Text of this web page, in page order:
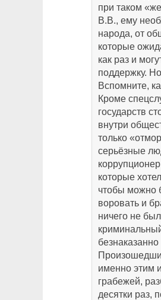
при таком
В.В., ему
народа, от
которые
как раз и
поддержку.
Вспомните,
Кроме
государств
внутри
только
серьёзные
которые
чтобы можно
воровать и
ничего не
именно этим
грабежей,
десятки раз,